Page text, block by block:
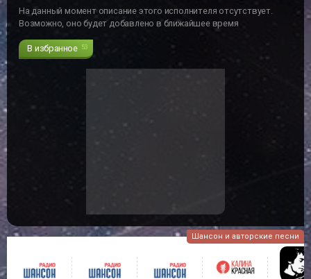
На данный момент описание этого исполнителя отсутствует.
Возможно, оно будет добавлено в ближайшее время
В избранное 53
Шансон и авторские песни